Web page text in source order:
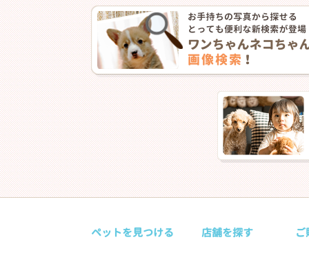
ペットを見つける 店舗を探す